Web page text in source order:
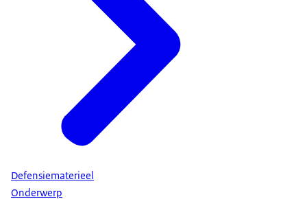
Defensiematerieel
Onderwerp